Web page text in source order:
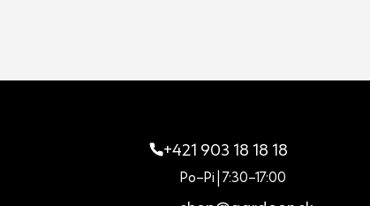
+421 903 18 18 18
Po–Pi | 7:30–17:00